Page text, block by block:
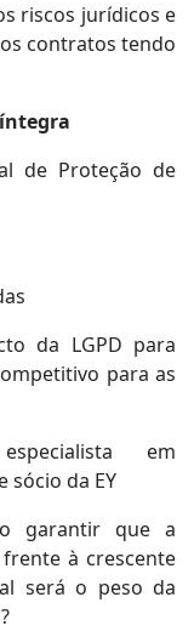
riscos jurídicos e
contratos tendo
de Proteção de
da LGPD para
para as
em
sócio da EY
garantir que a
à crescente
será o peso da